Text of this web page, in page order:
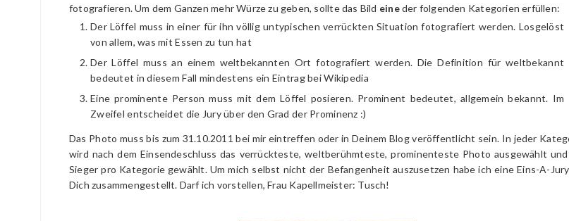
fotografieren. Um dem Ganzen mehr Würze zu geben, sollte das Bild eineder folgenden Kategorien erfüllen:
Der Löffel muss in einer für ihn völlig untypischen verrückten Situation fotografiert werden. Losgelöst
von allem, was mit Essen zu tun hat
Der Löffel muss an einem weltbekannten Ort fotografiert werden. Die Definition für weltbekannt
bedeutet in diesem Fall mindestens ein Eintrag bei Wikipedia
Eine prominente Person muss mit dem Löffel posieren. Prominent bedeutet, allgemein bekannt. Im
Zweifel entscheidet die Jury über den Grad der Prominenz :)
Das Photo muss bis zum 31.10.2011 bei mir eintreffen oder in Deinem Blog veröffentlicht sein. In jeder
wird nach dem Einsendeschluss das verrückteste, weltberühmteste, prominenteste Photo ausgewählt
Sieger pro Kategorie gewählt. Um mich selbst nicht der Befangenheit auszusetzen habe ich eine Eins-A-
Dich zusammengestellt. Darf ich vorstellen, Frau Kapellmeister: Tusch!